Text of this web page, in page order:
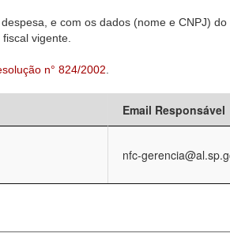
e com os dados (nome e CNPJ)
vigente.
n° 824/2002
Email Responsável
nfc-